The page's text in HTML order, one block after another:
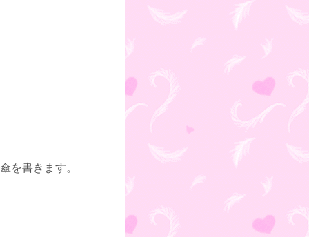
を書きます。